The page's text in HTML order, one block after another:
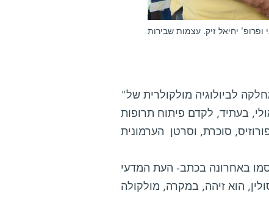
ופרופ' יחיאל זיק. עצמות שבירות
"הכל התחיל בתגלית מקרית לחלוטין", מספר פרופ' יחיאל זיק, מהמחלקה לביולוגיה מולקולרית של
בעתיד, לקדם פיתוח תרופות
לאינסולין, הוא זיהה, במקרה, מולקולה